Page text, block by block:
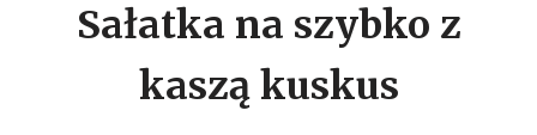
Sałatka na szybko z
kaszą kuskus